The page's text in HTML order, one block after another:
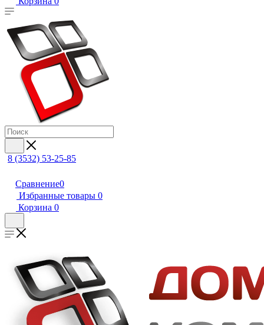
8 (3532) 53-25-85
Сравнение0
Избранные товары 0
Корзина 0